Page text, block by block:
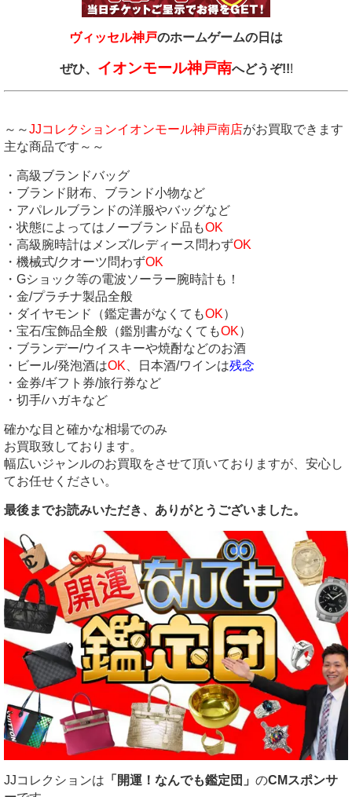
ヴィッセル神戸のホームゲームの日は
ぜひ、 イオンモール神戸南へどうぞ!!!
～～JJコレクションイオンモール神戸南店がお買取できます
主な商品です～～
・高級ブランドバッグ
・ブランド財布、ブランド小物など
・アパレルブランドの洋服やバッグなど
・状態によってはノーブランド品もOK
・高級腕時計はメンズ/レディース問わずOK
・機械式/クオーツ問わずOK
・Gショック等の電波ソーラー腕時計も！
・金/プラチナ製品全般
・ダイヤモンド（鑑定書がなくてもOK）
・宝石/宝飾品全般（鑑別書がなくてもOK）
・ブランデー/ウイスキーや焼酎などのお酒
・ビール/発泡酒はOK 、日本酒/ワインは残念
・金券/ギフト券/旅行券など
・切手/ハガキなど
確かな目と確かな相場でのみ
お買取致しております。
幅広いジャンルのお買取をさせて頂いておりますが、安心し
てお任せください。
最後までお読みいただき、ありがとうございました。
JJコレクションは 「開運！なんでも鑑定団」 のCMスポンサ